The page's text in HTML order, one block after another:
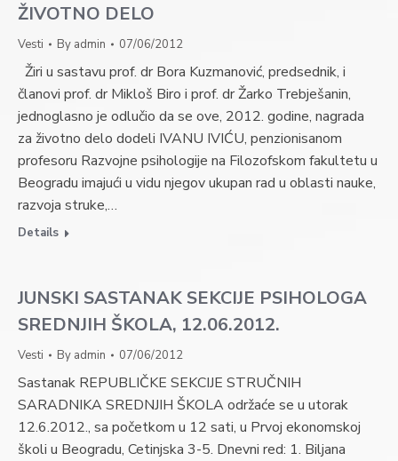
ŽIVOTNO DELO
Vesti By admin 07/06/2012
Žiri u sastavu prof. dr Bora Kuzmanović, predsednik, i
članovi prof. dr Mikloš Biro i prof. dr Žarko Trebješanin,
jednoglasno je odlučio da se ove, 2012. godine, nagrada
za životno delo dodeli IVANU IVIĆU, penzionisanom
profesoru Razvojne psihologije na Filozofskom fakultetu u
Beogradu imajući u vidu njegov ukupan rad u oblasti nauke,
razvoja struke,…
Details
JUNSKI SASTANAK SEKCIJE PSIHOLOGA
SREDNJIH ŠKOLA, 12.06.2012.
Vesti By admin 07/06/2012
Sastanak REPUBLIČKE SEKCIJE STRUČNIH
SARADNIKA SREDNJIH ŠKOLA održaće se u utorak
12.6.2012., sa početkom u 12 sati, u Prvoj ekonomskoj
školi u Beogradu, Cetinjska 3-5. Dnevni red: 1. Biljana